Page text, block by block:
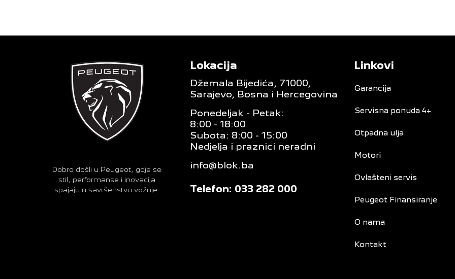
Dobro došli u Peugeot, gdje se
stil, performanse i inovacija
spajaju u savršenstvu vožnje.
Lokacija
Džemala Bijedića, 71000,
Sarajevo, Bosna i Hercegovina
Ponedeljak - Petak:
8:00 - 18:00
Subota: 8:00 - 15:00
Nedjelja i praznici neradni
info@blok.ba
Telefon: 033 282 000
Linkovi
Garancija
Servisna ponuda 4+
Otpadna ulja
Motori
Ovlašteni servis
Peugeot Finansiranje
O nama
Kontakt